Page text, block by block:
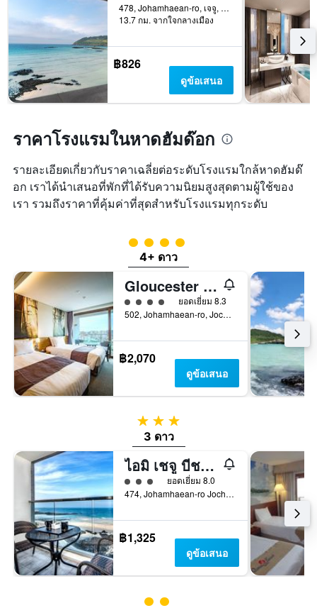
ก่อน
เข้า
พัก
แผนภูมิ
มี
แกน
แกน
ดง
ราคา
เฉลี่ย
ของ
478, Johamhaean-ro, เจจู, เกาหลีใต้
13.7 กม. จากใจกลางเมือง
฿826
ดูข้อเสนอ
ราคาโรงแรมในหาดฮัมด๊อก
รายละเอียดเกี่ยวกับราคาเฉลี่ยต่อระดับโรงแรมใกล้หาดฮัมด๊
อก เราได้นำเสนอที่พักที่ได้รับความนิยมสูงสุดตามผู้ใช้ของ
เรา รวมถึงราคาที่คุ้มค่าที่สุดสำหรับโรงแรมทุกระดับ
ให้ 4 ดาว
4+ ดาว
Gloucester Hotel Hamdeok
ให้ 4 ดาว
ยอดเยี่ยม 8.3
502, Johamhaean-ro, Jocheon-Eup, เจจู, เกาหลีใต้
฿2,070
ดูข้อเสนอ
3 ดาว
3 ดาว
ไอมิ เชจู บีช โฮเทล ฮัมด็อก ดับเบิลยู
ให้ 3 ดาว ยอดเยี่ยม 8.0
474, Johamhaean-ro Jocheon-Eup, เจจู, เกาหลีใต้
฿1,325
ดูข้อเสนอ
ให้ 2 ดาว